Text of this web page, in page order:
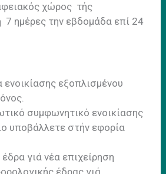
χώρος τής
ημέρες την εβδομάδα επί 24
ενοικίασης εξοπλισμένου
συμφωνητικό ενοικίασης
υποβάλλετε στήν εφορία
γιά νέα επιχείρηση